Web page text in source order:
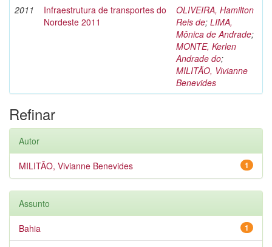
2011
Infraestrutura de transportes do
Nordeste 2011
OLIVEIRA, Hamilton
Reis de; LIMA,
Mônica de Andrade;
MONTE, Kerlen
Andrade do;
MILITÃO, Vivianne
Benevides
Refinar
Autor
1
MILITÃO, Vivianne Benevides
Assunto
1
Bahia